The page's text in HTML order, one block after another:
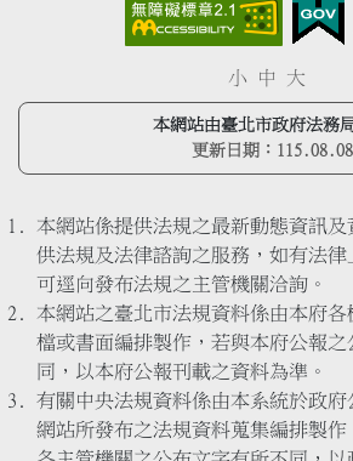
小 中 大
本網站由臺北市政府法務
更新日期： 115.08.08
本網站係提供法規之最新動態資訊
供法規及法律諮詢之服務，如有法律
可逕向發布法規之主管機關洽詢。
本網站之臺北市法規資料係由本府
檔或書面編排製作，若與本府公報之
同，以本府公報刊載之資料為準。
有關中央法規資料係由本系統於政府
網站所發布之法規資料蒐集編排製